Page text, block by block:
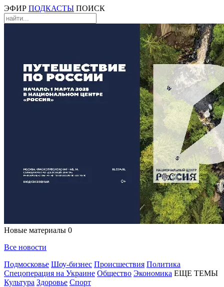
ЭФИР ПОДКАСТЫ ПОИСК
Новые материалы 0
Все новости
Подмосковье Шоу-бизнес Происшествия Политика
Спецоперация на Украине Общество Экономика ЕЩЕ ТЕМЫ
Культура Здоровье Спорт